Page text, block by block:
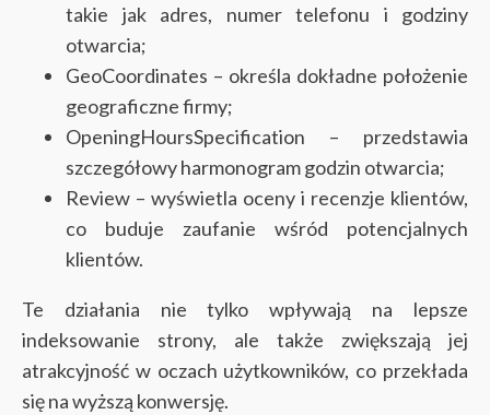
takie jak adres, numer telefonu i godziny
otwarcia;
GeoCoordinates – określa dokładne położenie
geograficzne firmy;
OpeningHoursSpecification – przedstawia
szczegółowy harmonogram godzin otwarcia;
Review – wyświetla oceny i recenzje klientów,
co buduje zaufanie wśród potencjalnych
klientów.
Te działania nie tylko wpływają na lepsze
indeksowanie strony, ale także zwiększają jej
atrakcyjność w oczach użytkowników, co przekłada
się na wyższą konwersję.